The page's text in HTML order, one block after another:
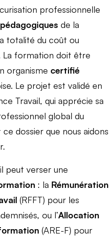
professionnelle
de la
totalité du coût ou
La formation doit être
organisme certifié
Le projet est validé en
Travail, qui apprécie sa
global du
dossier que nous aidons
peut verser une
: la Rémunération
(RFFT) pour les
ou l’Allocation
(ARE-F) pour